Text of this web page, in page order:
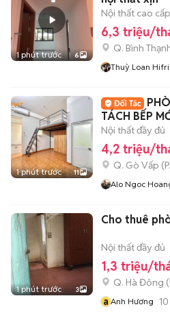
1 phút trước 6
Nội thất cao cấp
6,3 triệu/
Q. Bình
Thuỳ Loan
1 phút trước 11
TÁCH BẾP
VĂN BẠCH,
Nội thất đầy đủ
4,2 triệu/
Q. Gò Vấp (
Alo Ngoc
1 phút trước 3
Cho thuê
Nội thất đầy đủ
1,3 triệu/
Q. Hà Đông (
a Anh Hương 10